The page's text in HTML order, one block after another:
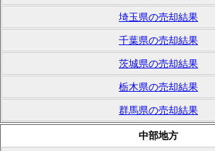
埼玉県の売却結果
千葉県の売却結果
茨城県の売却結果
栃木県の売却結果
群馬県の売却結果
中部地方